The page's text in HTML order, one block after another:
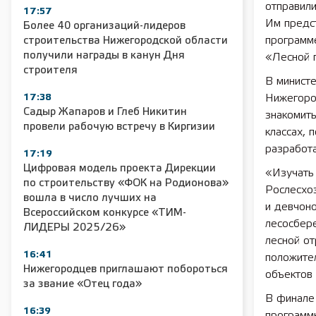
17:57
Более 40 организаций-лидеров
строительства Нижегородской области
получили награды в канун Дня
строителя
17:38
Садыр Жапаров и Глеб Никитин
провели рабочую встречу в Киргизии
17:19
Цифровая модель проекта Дирекции
по строительству «ФОК на Родионова»
вошла в число лучших на
Всероссийском конкурсе «ТИМ-
ЛИДЕРЫ 2025/26»
16:41
Нижегородцев приглашают побороться
за звание «Отец года»
16:39
Им
«Лесной
В
классах,
и
лесной
В